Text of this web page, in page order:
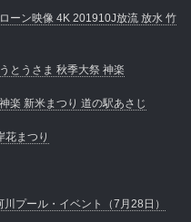
ーン映像 4K 201910J放流 放水 竹
とうさま 秋季大祭 神楽
楽 新米まつり 道の駅あさじ
花まつり
プール・イベント（7月28日）